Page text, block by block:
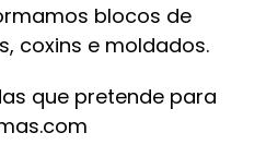
blocos de
coxins e moldados.
que pretende para